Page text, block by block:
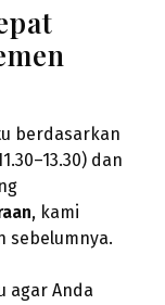
berdasarkan
dan
, kami
sebelumnya.
agar Anda